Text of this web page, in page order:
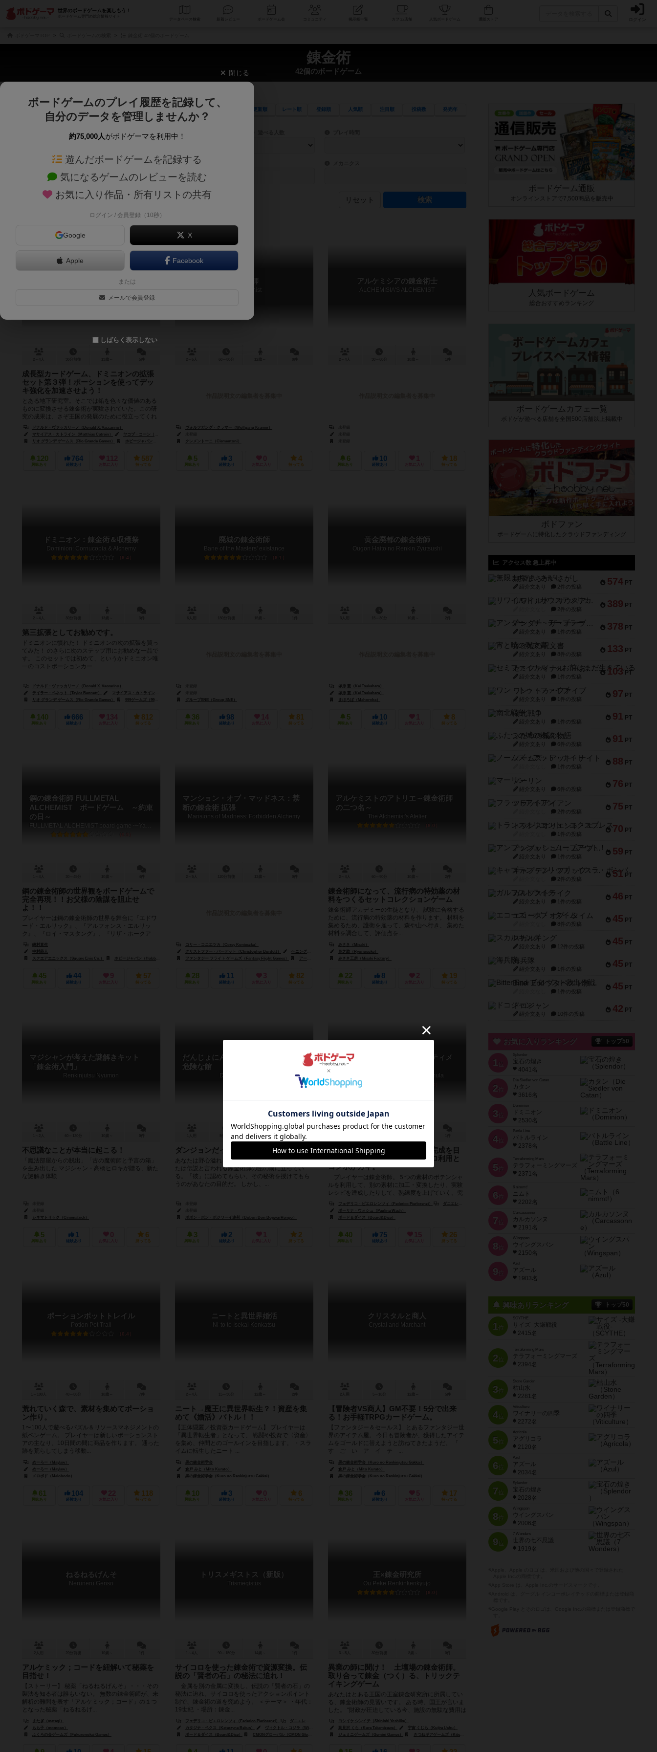
世界のボードゲームを楽しもう！
ボードゲーム専門の総合情報サイト
データベース コミュニティ 人気ボードゲーム ログイン
錬金術
42個のボードゲーム
じっくり表示 更新順 レート順 登録順 人気順 注目順 投稿数 発売年
商品名、商品説明文、デザイナー名、テーマ名、メカニクス名を対象にフリーワード検索ができます。
ゲームデザイナー名を指定して検索できます。
ゲームデザイナー 目安となる所要時間を指定することができます。マニュアルを読む時間や参加者へのルール説明時間は含まれていないため、初めて
対象年齢を指定します。 世界観や登場人物などモチーフ・ストーリーを指定することができます。直感的にゲームシステムを理解できるよう、中世ファンタジー・クッキング・海賊同士の対決など、ゲームコンセプトを絞
テーマ/フレーバー ゲーム性を構成するコアシステムです。主にボードゲームに慣れている方向けの絞込機能です。例えば「ダイスロール」はランダ
リセット
ドミニオン：錬金術
6.3
成長型カードゲーム、ドミニオンの拡張
セット第３弾！ポーションを使ってデッ
キ強化を加速させよう！
とある地下研究室。そこでは鉛を色々な価値のある
ものに変換させる錬金術が実験されていた。この研
究の成果は、さぞ王国の発展のために役立ってくれ
ることでしょう。 このボードゲーム...
ドナルド・ヴァッカリーノ（Donald X. Vaccarino）
マサイアス・カトライン（Matthias Catrein）
ヤコブ・コーン（Jacob Corn）
リオ グランデ ゲームス（Rio Grande Games）
ホビージャパン（Hobby Japan）
120
興味あり
764
経験あり
112
お気に入り
587
持ってる
錬金術師
Der Alchimist
ヴォルフガング・クラマー（Wolfgang Kramer）
クレメントーニ（Clementoni）
5
興味あり
3
経験あり
0
お気に入り
4
持ってる
アルケミシアの錬金術士
ALCHEMISIA'S ALCHEMIST
6
興味あり
10
経験あり
1
お気に入り
18
持ってる
ドミニオン：錬金術＆収穫祭
Dominion: Cornucopia & Alchemy
6.4
第三拡張としてお勧めです。
ドミニオンに慣れた！ ドミニオンの次の拡張を買っ
てみた！ のさらに次のステップ用にお勧めな一品で
す。 このセットでは初めて、というかドミニオン唯
一のコストポーションカー...
ドナルド・ヴァッカリーノ（Donald X. Vaccarino）
テイラー・ベネット（Taylor Bennett）
マサイアス・カトライン（Matthias Catrein）
リオ グランデ ゲームス（Rio Grande Games）
999ゲームズ（999 Games） アルビ（Albi）
140
興味あり
666
経験あり
134
お気に入り
812
持ってる
廃城の錬金術師
Bane of the Masters' existance
6.1
グループSNE（Group SNE）
36
興味あり
98
経験あり
14
お気に入り
81
持ってる
黄金廃都の錬金術師
Ougon Haito no Renkin Zyutsushi
塚原 慧（Kei Tsukahara）
塚原 慧（Kei Tsukahara）
まほろば（Mahoroba）
5
興味あり
10
経験あり
1
お気に入り
8
持ってる
鋼の錬金術師 FULLMETAL
ALCHEMIST ボードゲーム ～約束
の日～
鋼の錬金術師の世界観をボードゲームで
完全再現！！お父様の陰謀を阻止せ
よ！！
プレイヤーは鋼の錬金術師の世界を舞台に『エドワ
ード・エルリック』、『アルフォンス・エルリッ
ク』、『ロイ・マスタング』、『リザ・ホークア
イ』、『グリード&リン・ヤオ』、『スカー...
嶋村直生
中村蒔人
スクエアエニックス（Square Enix Co.）
ホビージャパン（Hobby Japan）
45
興味あり
44
経験あり
9
お気に入り
57
持ってる
マンション・オブ・マッドネス：禁
断の錬金術 拡張
Mansions of Madness: Forbidden Alchemy
コリー・コニエツカ（Corey Konieczka）
クリストファー・バーデット（Christopher Burdett）
ヘニング・ルードビクセン（Henning Ludvigsen）
ファンタジー フライト ゲームズ（Fantasy Flight Games）
アークライト（Arclight） エッジ エンターテインメント（Edge Entertainment）
28
興味あり
11
経験あり
3
お気に入り
82
持ってる
アルケミストのアトリエ～錬金術師
の二つ名～
The Alchemist's Atelier
6.0
錬金術師になって、流行病の特効薬の材
料をつくるセットコレクションゲーム
錬金術師アカデミーの生徒となり、 試験に合格する
ために、流行病の特効薬の材料を作ります。 材料を
集めるため、護衛を雇って、森や山へ行き、 集めた
材料を調合して、評価点を...
みさき（Misaki）
良之助（Ryonosuke）
みさき工房（Misaki Factory）
22
興味あり
8
経験あり
2
お気に入り
19
持ってる
マジシャンが考えた謎解きキット
「錬金術入門」
Renkinjutsu Nyumon
不思議なことが本当に起こる！
「魔法部屋からの脱出」「古の魔術師と予言の箱」
を生み出した マジシャン・高橋ヒロキが贈る、新た
な謎解き体験
シネマトリック（Cinematrick）
5
興味あり
1
経験あり
0
お気に入り
6
持ってる
だんじょにんぐべい！3 錬金術師の
危険な館
Dungeoning bei! 3
5分前後 12歳～ 0件
ダンジョンだって、成長したい！
あなたは野心溢れる若き錬金術師だ！ そして今あな
たは伝説と言われる錬金術師の館の前に立ってい
る。「彼」に認めてもらい、その秘術を授けてもら
うのがあなたの目的だ。 しかし、...
ボボン・ボン・ボジワーイ連邦（Bobon Bon Bojiwai Renpo）
3
興味あり
2
経験あり
1
お気に入り
2
持ってる
トリスメギストス：ザ・アルティメ
ット・フォーミュラ
Trismegistus: The Ultimate Formula
6.3
錬金術の技を磨き、賢者の石の完成を目
指せ！ 他プレイヤーのサイコロ利用と
コンボがカギ。
プレイヤーは錬金術師。５つの素材のポテンシャ
ルを利用して、別の素材に加工・変換したり、実験
レシピを達成したりして、熟練度を上げていく。究
極のレシピ「賢者の石」を完成し、伝説...
フェデリコ・ピエロレンツィ（Federico Pierlorenzi）
ダニエレ・タシーニ（Daniele Tascini）
ポーリナ・ウォシュ（Paulina Wach）
ボード＆ダイス（Board&Dice）
40
興味あり
75
経験あり
15
お気に入り
26
持ってる
ポーションポットトレイル
Potion Pot Trail
6.4
荒れていく森で、素材を集めてポーショ
ン作り。
1〜100人で遊べるパズル＆リソースマネジメントの
紙ペンゲーム。 プレイヤーは新しいポーションスト
アの主なり、10日間の間に商品を作ります。 通った
跡を荒らしてしまう移動...
めーろー（Maylaw）
めーろー（Maylaw）
メロボド（Melobodo）
61
興味あり
104
経験あり
22
お気に入り
118
持ってる
ニートと異世界婚活
Ni-to to Isekai Konkatsu
ニート→魔王に異世界転生？！資産を集
めて《婚活》バトル！！
【正体隠匿／投資型カードゲーム】 プレイヤーは
「異世界転生者」となって、 戦闘や投資で〈資産〉
を集め、仲間とのゴールインを目指します。 ・スラ
イムに転生したニート ...
黒の錬金術学会
倉戸 みと（Mito Kurato）
黒の錬金術学会（Kuro no Renkinjutsu Gakkai）
10
興味あり
3
経験あり
0
お気に入り
6
持ってる
クリスタルと商人
Crystal and Marchant
【冒険者VS商人】GM不要！5分で出来
る！お手軽TRPGカードゲーム。
【ファンタジー＆セールス】 とあるファンタジー世
界のアイテム屋。 今日も冒険者が、獲得したアイテ
ムをゴールドに替えようと訪ねてきたようだ。 「
す ご い ア イ テ ...
黒の錬金術学会（Kuro no Renkinjutsu Gakkai）
倉戸 みと（Mito Kurato）
黒の錬金術学会（Kuro no Renkinjutsu Gakkai）
36
興味あり
6
経験あり
5
お気に入り
17
持ってる
ねるねるげんそ
Neruneru Genso
アルケミック；コードを紐解いて秘薬を
目指せ！
【ストーリー】 秘薬「ねるねるげんそ」・・・その
製法を知る者は誰もいない。 無数の錬金術師が、未
解析の難問を表す「アルケミック；コード」の１つ
となった秘薬「ねるねるげ...
またぎ（matagi）
もも子（momoco）
ふくろの会ゲームズ（Fukuronokai Games）
トリスメギストス（新版）
Trismegistus
サイコロを使った錬金術で資源変換。伝
説の「賢者の石」の秘法に迫れ！
金属を別の金属に変換し、伝説の「賢者の石」の
秘法に迫れ。サイコロを使ったアクションポイント
制で、錬金術の道を究めよう。 ＜テーマ＞ ・年代：
19世紀 ・場所：錬金...
フェデリコ・ピエロレンツィ（Federico Pierlorenzi）
ダニエレ・タシーニ（Daniele Tascini）
カタジナ・ベクス（Katarzyna Bekus）
ヴィクトル・コジラ（Wiktor Kozyra）
アンナ・ミカド・プリズビルスカ（Anna "Mikado" Przybylska）
ボード＆ダイス（Board&Dice）
CMONグローバル（CMON Global Limited） ダイスツリー・ゲームズ（DiceTree Games）
王×錬金研究所
Ou Peke Renkinkenkyujo
6.0
異業の師に聞け！ 土壇場の錬金術師。
取り合って錬金（つく）る、トリックテ
イキングゲーム
あなたはとある王国の王室錬金研究所に所属してい
る、錬金術師の見習いです。 ある時、国王が言いま
した。 “財政が圧迫している今、施設の無駄な費用は
削る” そして錬金研究所...
ヨシイケ シンイチ（Shinichi Yoshiike）
高見沢 くら（Kura Takamizawa）
宇宙 くじら（Kujira Uchu）
ジェミニゲームズ（Gemini Games）
きつねギアゲームズ（Kitsune Gear Games）
ボードゲーム通販
オンラインストアで7,500商品を販売中
人気ボードゲーム
総合おすすめランキング
ボードゲームカフェ一覧
ボドゲが遊べる店舗を全国500店舗以上掲載中
ボドファン
ボードゲームに特化したクラウドファンディング
アクセス数 急上昇中
574 PT
無限まちがいさがし
紹介文あり 2件の投稿
389 PT
リワイルド：サウスアメリカ
2件の投稿
378 PT
アンダー・ザ・テーブラー
紹介文あり 1件の投稿
133 PT
宵と暁の呪文書
紹介文あり 8件の投稿
103 PT
セミファイナル ～お前はまだ生きている～
紹介文あり 1件の投稿
97 PT
ワン・トゥ・ファイブ
紹介文あり 1件の投稿
91 PT
南北戦争
紹介文あり 1件の投稿
91 PT
ふたつの城の物語
紹介文あり 6件の投稿
88 PT
ノームズ・アット・ナイト
1件の投稿
76 PT
マーリン
紹介文あり 6件の投稿
75 PT
フラットアイアン
2件の投稿
70 PT
トランスオリエント・エクスプレス
1件の投稿
59 PT
アンブッシュ！：ムーブアウト！
紹介文あり 1件の投稿
51 PT
キャプテン・フリップ：イスラ・ボンバ
2件の投稿
46 PT
ガルフストライク
紹介文あり 1件の投稿
45 PT
エコーズ・オブ・タイム
8件の投稿
45 PT
スカルキング
紹介文あり 12件の投稿
45 PT
海兵隊
紹介文あり 1件の投稿
45 PT
Bitter End ブタペスト救出作戦
1件の投稿
42 PT
ドコジャン
紹介文あり 10件の投稿
お気に入りランキング トップ50
1 位
宝石の煌き
4041名
2 位
Die Siedler von Catan
カタン
3616名
3 位
ドミニオン
2530名
4位
Battle Line
バトルライン
2378名
5 位
Terraforming Mars
テラフォーミングマーズ
2371名
6 位
ニムト
2202名
7 位
Carcassonne
カルカソンヌ
2191名
8 位
Wingspan
ウイングスパン
2150名
9 位
Azul
アズール
1903名
興味ありランキング トップ50
1位
SCYTHE
サイズ -大鎌戦役-
2415名
2位
Terraforming Mars
テラフォーミングマーズ
2394名
3位
Stone Garden
枯山水
2281名
4位
Viticulture
ワイナリーの四季
2272名
5位
Agricola
アグリコラ
2120名
6位
Azul
アズール
2034名
7位
宝石の煌き
2028名
8位
Wingspan
ウイングスパン
2006名
9位
7 Wonders
世界の七不思議
1919名
閉じる
ボードゲームのプレイ履歴を記録して、
自分のデータを管理しませんか？
約75,000人がボドゲーマを利用中！
遊んだボードゲームを記録する
気になるゲームのレビューを読む
お気に入り作品・所有リストの共有
ログイン / 会員登録（10秒）
Google X
Apple Facebook
または
メールで会員登録
しばらく表示しない